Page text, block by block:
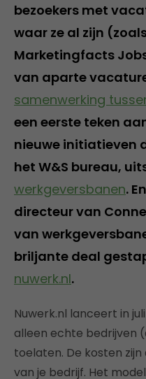
bezoekers met
waar ze al zijn
Marketingfacts
van aparte
samenwerking
een eerste teken
nieuwe initiatieven
het W&S bureau,
werkgeversbanen.
directeur van
van
briljante deal
nuwerk.nl.
Nuwerk.nl lanceert in
alleen echte bedrijven
toelaten. De kosten
van je bedrijf. Het